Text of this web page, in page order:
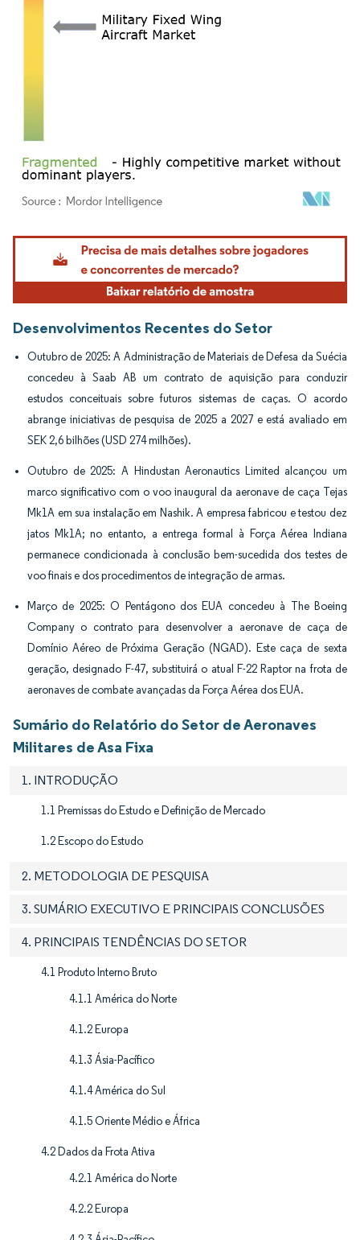
Imagem © Mordor Intelligence. O reuso requer atribuição conforme CC BY 4.0.
Desenvolvimentos Recentes do Setor
Outubro de 2025: A Administração de Materiais de Defesa da Suécia
concedeu à Saab AB um contrato de aquisição para conduzir
estudos conceituais sobre futuros sistemas de caças. O acordo
abrange iniciativas de pesquisa de 2025 a 2027 e está avaliado em
SEK 2,6 bilhões (USD 274 milhões).
Outubro de 2025: A Hindustan Aeronautics Limited alcançou um
marco significativo com o voo inaugural da aeronave de caça Tejas
Mk1A em sua instalação em Nashik. A empresa fabricou e testou dez
jatos Mk1A; no entanto, a entrega formal à Força Aérea Indiana
permanece condicionada à conclusão bem-sucedida dos testes de
voo finais e dos procedimentos de integração de armas.
Março de 2025: O Pentágono dos EUA concedeu à The Boeing
Company o contrato para desenvolver a aeronave de caça de
Domínio Aéreo de Próxima Geração (NGAD). Este caça de sexta
geração, designado F-47, substituirá o atual F-22 Raptor na frota de
aeronaves de combate avançadas da Força Aérea dos EUA.
Sumário do Relatório do Setor de Aeronaves
Militares de Asa Fixa
1. INTRODUÇÃO
1.1 Premissas do Estudo e Definição de Mercado
1.2 Escopo do Estudo
2. METODOLOGIA DE PESQUISA
3. SUMÁRIO EXECUTIVO E PRINCIPAIS CONCLUSÕES
4. PRINCIPAIS TENDÊNCIAS DO SETOR
4.1 Produto Interno Bruto
4.1.1 América do Norte
4.1.2 Europa
4.1.3 Ásia-Pacífico
4.1.4 América do Sul
4.1.5 Oriente Médio e África
4.2 Dados da Frota Ativa
4.2.1 América do Norte
4.2.2 Europa